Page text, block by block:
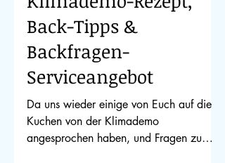
vegans4future Schwäbisch Hall
2 Min. Lesezeit
Klimademo-Rezept,
Back-Tipps &
Backfragen-
Serviceangebot